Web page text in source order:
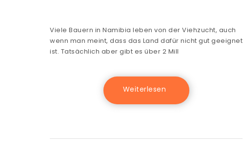
Viele Bauern in Namibia leben von der Viehzucht, auch
wenn man meint, dass das Land dafür nicht gut geeignet
ist. Tatsächlich aber gibt es über 2 Mill